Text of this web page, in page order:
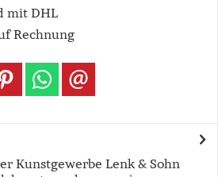
mit DHL
Rechnung
Kunstgewerbe Lenk & Sohn